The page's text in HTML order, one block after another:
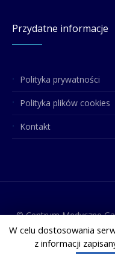
Przydatne informacje
Polityka prywatności
Polityka plików cookies
Kontakt
© Centrum Medyczne
zastrzeżone. Treści
informacyjno-
lekarskiej. Przed
W celu dostosowania
z informacji